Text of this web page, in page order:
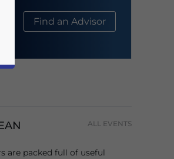
Find an Advisor
ALL EVENTS
are packed full of useful